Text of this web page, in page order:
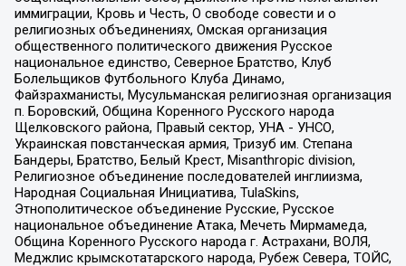
иммиграции, Кровь и Честь, О свободе совести и о
религиозных объединениях, Омская организация
общественного политического движения Русское
национальное единство, Северное Братство, Клуб
Болельщиков Футбольного Клуба Динамо,
Файзрахманисты, Мусульманская религиозная организация
п. Боровский, Община Коренного Русского народа
Щелковского района, Правый сектор, УНА - УНСО,
Украинская повстанческая армия, Тризуб им. Степана
Бандеры, Братство, Белый Крест, Misanthropic division,
Религиозное объединение последователей инглиизма,
Народная Социальная Инициатива, TulaSkins,
Этнополитическое объединение Русские, Русское
национальное объединение Атака, Мечеть Мирмамеда,
Община Коренного Русского народа г. Астрахани, ВОЛЯ,
Меджлис крымскотатарского народа, Рубеж Севера, ТОЙС,